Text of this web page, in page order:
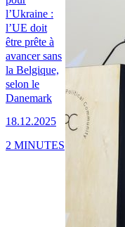
l’Ukraine :
l’UE doit
être prête à
avancer sans
la Belgique,
selon le
Danemark
18.12.2025
2 MINUTES